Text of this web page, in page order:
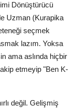
Dönüştürücü
Uzman (Kurapika
seçmek
lazım. Yoksa
ama aslında hiçbir
etmeyip "Ben K-
değil. Gelişmiş